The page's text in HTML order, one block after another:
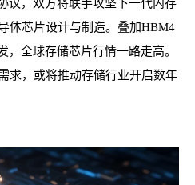
议，双方将联手攻坚下一代内存
体芯片设计与制造。叠加HBM4
，全球存储芯片行情一路走高。
求，或将推动存储行业开启数年